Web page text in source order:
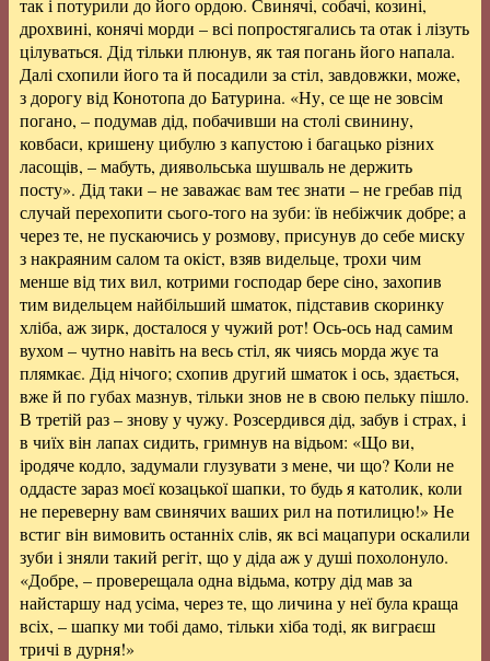
так і потурили до його ордою. Свинячі, собачі, козині,
дрохвині, конячі морди – всі попростягались та отак і лізуть
цілуваться. Дід тільки плюнув, як тая погань його напала.
Далі схопили його та й посадили за стіл, завдовжки, може,
з дорогу від Конотопа до Батурина. «Ну, се ще не зовсім
погано, – подумав дід, побачивши на столі свинину,
ковбаси, кришену цибулю з капустою і багацько різних
ласощів, – мабуть, диявольська шушваль не держить
посту». Дід таки – не заважає вам теє знати – не гребав під
случай перехопити сього-того на зуби: їв небіжчик добре; а
через те, не пускаючись у розмову, присунув до себе миску
з накраяним салом та окіст, взяв видельце, трохи чим
менше від тих вил, котрими господар бере сіно, захопив
тим видельцем найбільший шматок, підставив скоринку
хліба, аж зирк, досталося у чужий рот! Ось-ось над самим
вухом – чутно навіть на весь стіл, як чиясь морда жує та
плямкає. Дід нічого; схопив другий шматок і ось, здається,
вже й по губах мазнув, тільки знов не в свою пельку пішло.
В третій раз – знову у чужу. Розсердився дід, забув і страх, і
в чиїх він лапах сидить, гримнув на відьом: «Що ви,
іродяче кодло, задумали глузувати з мене, чи що? Коли не
оддасте зараз моєї козацької шапки, то будь я католик, коли
не переверну вам свинячих ваших рил на потилицю!» Не
встиг він вимовить останніх слів, як всі мацапури оскалили
зуби і зняли такий регіт, що у діда аж у душі похолонуло.
«Добре, – проверещала одна відьма, котру дід мав за
найстаршу над усіма, через те, що личина у неї була краща
всіх, – шапку ми тобі дамо, тільки хіба тоді, як виграєш
тричі в дурня!»